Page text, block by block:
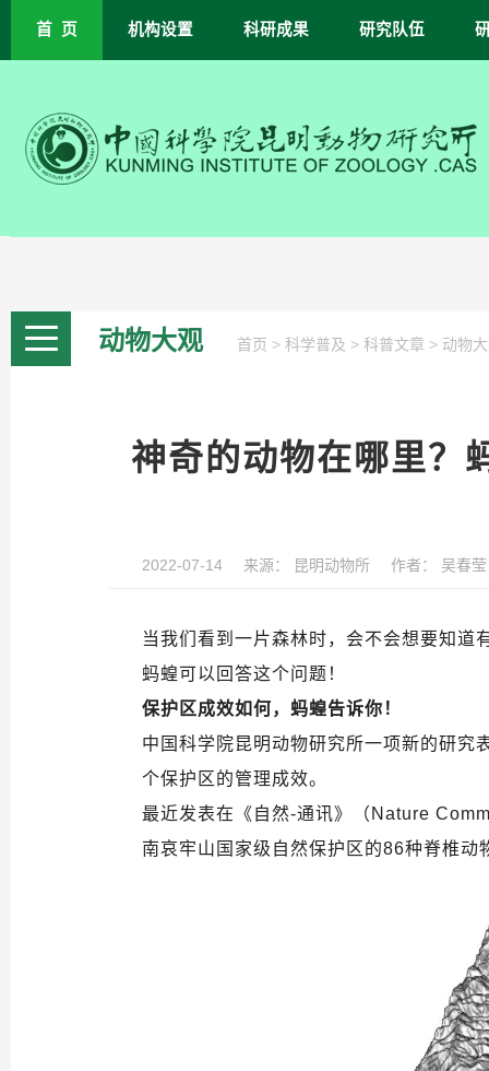
首 页 机构设置 科研成果 研究队伍
动物大观 首页 > 科学普及 > 科普文章 > 动物
神奇的动物在哪里？
2022-07-14 来源： 昆明动物所 作者： 吴春莹
当我们看到一片森林时，会不会想要知道
蚂蝗可以回答这个问题！
保护区成效如何，蚂蝗告诉你！
中国科学院昆明动物研究所一项新的研究
个保护区的管理成效。
最近发表在《自然-通讯》（Nature
南哀牢山国家级自然保护区的86种脊椎